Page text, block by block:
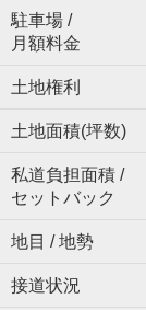
駐車場 /
月額料金
土地権利
土地面積(坪数)
私道負担面積 /
セットバック
地目 / 地勢
接道状況